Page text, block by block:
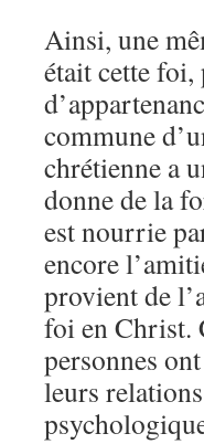
Ainsi, une
était cette foi,
commune
chrétienne a
donne de la
est nourrie
encore
provient de
foi en Christ.
personnes
leurs